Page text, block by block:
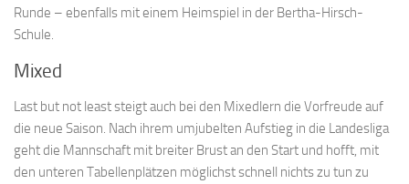
Runde – ebenfalls mit einem Heimspiel in der Bertha-Hirsch-
Schule.
Mixed
Last but not least steigt auch bei den Mixedlern die Vorfreude auf
die neue Saison. Nach ihrem umjubelten Aufstieg in die Landesliga
geht die Mannschaft mit breiter Brust an den Start und hofft, mit
den unteren Tabellenplätzen möglichst schnell nichts zu tun zu